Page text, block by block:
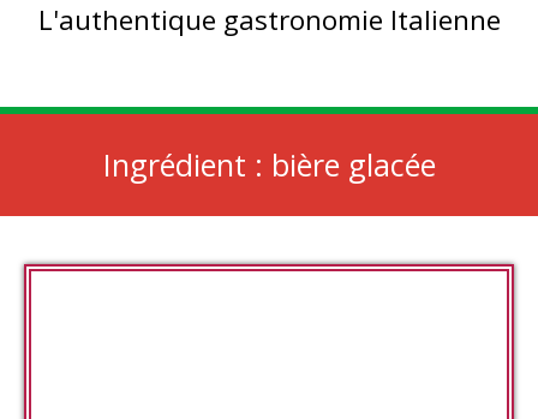
L'authentique gastronomie Italienne
Ingrédient : bière glacée